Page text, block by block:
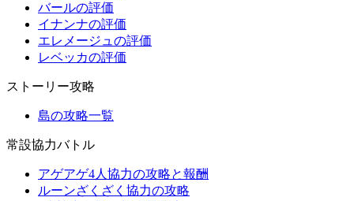
バールの評価
イナンナの評価
エレメージュの評価
レベッカの評価
ストーリー攻略
島の攻略一覧
常設協力バトル
アゲアゲ4人協力の攻略と報酬
ルーンざくざく協力の攻略